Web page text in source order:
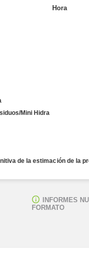
Hora
de la estimación de la
Mini Hidra
INFORMES
FORMATO